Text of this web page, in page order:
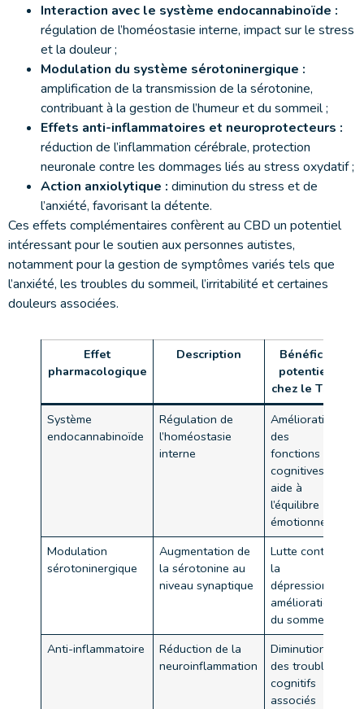
Interaction avec le système endocannabinoïde :
régulation de l’homéostasie interne, impact sur le stress
et la douleur ;
Modulation du système sérotoninergique :
amplification de la transmission de la sérotonine,
contribuant à la gestion de l’humeur et du sommeil ;
Effets anti-inflammatoires et neuroprotecteurs :
réduction de l’inflammation cérébrale, protection
neuronale contre les dommages liés au stress oxydatif ;
Action anxiolytique : diminution du stress et de
l’anxiété, favorisant la détente.
Ces effets complémentaires confèrent au CBD un potentiel
intéressant pour le soutien aux personnes autistes,
notamment pour la gestion de symptômes variés tels que
l’anxiété, les troubles du sommeil, l’irritabilité et certaines
douleurs associées.
Effet
pharmacologique
Description
Bénéfice
potentiel
chez le TSA
Système
endocannabinoïde
Régulation de
l’homéostasie
interne
Amélioration
des
fonctions
cognitives,
aide à
l’équilibre
émotionnel
Modulation
sérotoninergique
Augmentation de
la sérotonine au
niveau synaptique
Lutte contre
la
dépression,
amélioration
du sommeil
Anti-inflammatoire
Réduction de la
neuroinflammation
Diminution
des troubles
cognitifs
associés